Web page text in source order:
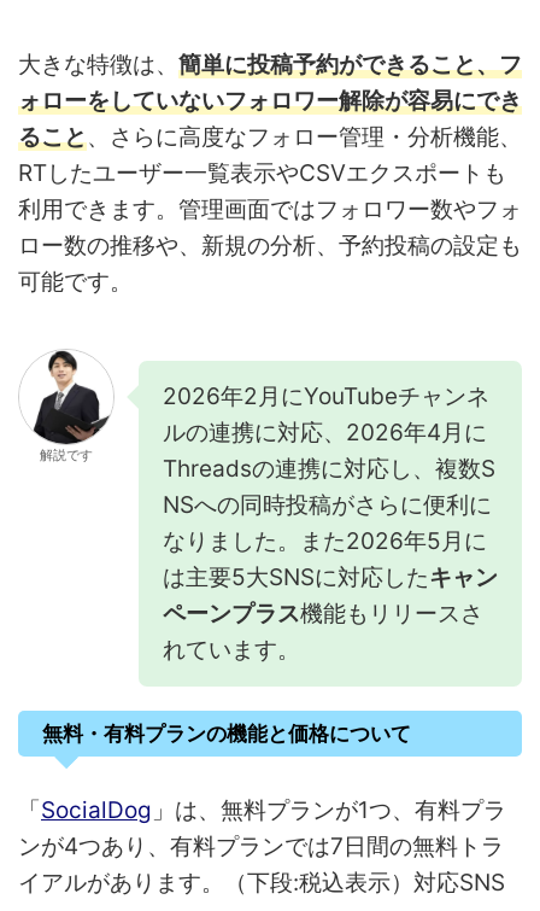
大きな特徴は、 簡単に投稿予約ができること、フ
ォローをしていないフォロワー解除が容易にでき
ること、さらに高度なフォロー管理・分析機能、
RTしたユーザー一覧表示やCSVエクスポートも
利用できます。管理画面ではフォロワー数やフォ
ロー数の推移や、新規の分析、予約投稿の設定も
可能です。
解説です
2026年2月にYouTubeチャンネ
ルの連携に対応、2026年4月に
Threadsの連携に対応し、複数S
NSへの同時投稿がさらに便利に
なりました。また2026年5月に
は主要5大SNSに対応したキャン
ペーンプラス機能もリリースさ
れています。
無料・有料プランの機能と価格について
「SocialDog 」は、無料プランが1つ、有料プラ
ンが4つあり、有料プランでは7日間の無料トラ
イアルがあります。（下段:税込表示）対応SNS